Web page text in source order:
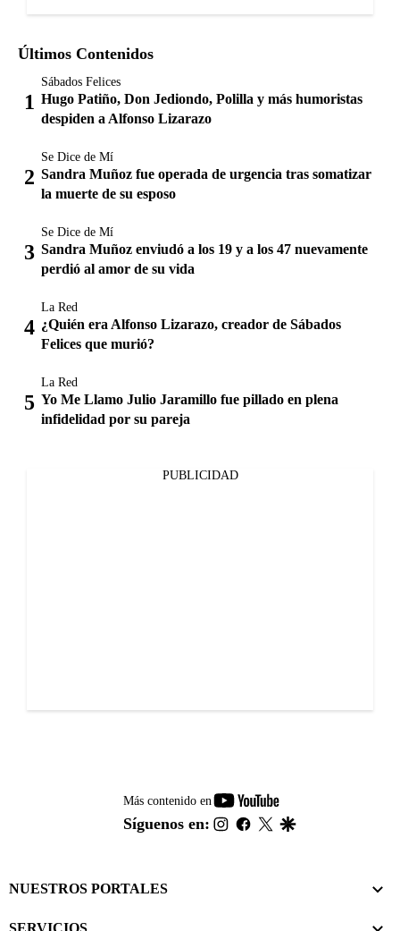
Últimos Contenidos
Sábados Felices
Hugo Patiño, Don Jediondo, Polilla y más humoristas
despiden a Alfonso Lizarazo
Se Dice de Mí
Sandra Muñoz fue operada de urgencia tras somatizar
la muerte de su esposo
Se Dice de Mí
Sandra Muñoz enviudó a los 19 y a los 47 nuevamente
perdió al amor de su vida
La Red
¿Quién era Alfonso Lizarazo, creador de Sábados
Felices que murió?
La Red
Yo Me Llamo Julio Jaramillo fue pillado en plena
infidelidad por su pareja
PUBLICIDAD
Más contenido en
youtube-
footer
Síguenos en: instagram
facebook
twitter
NUESTROS PORTALES